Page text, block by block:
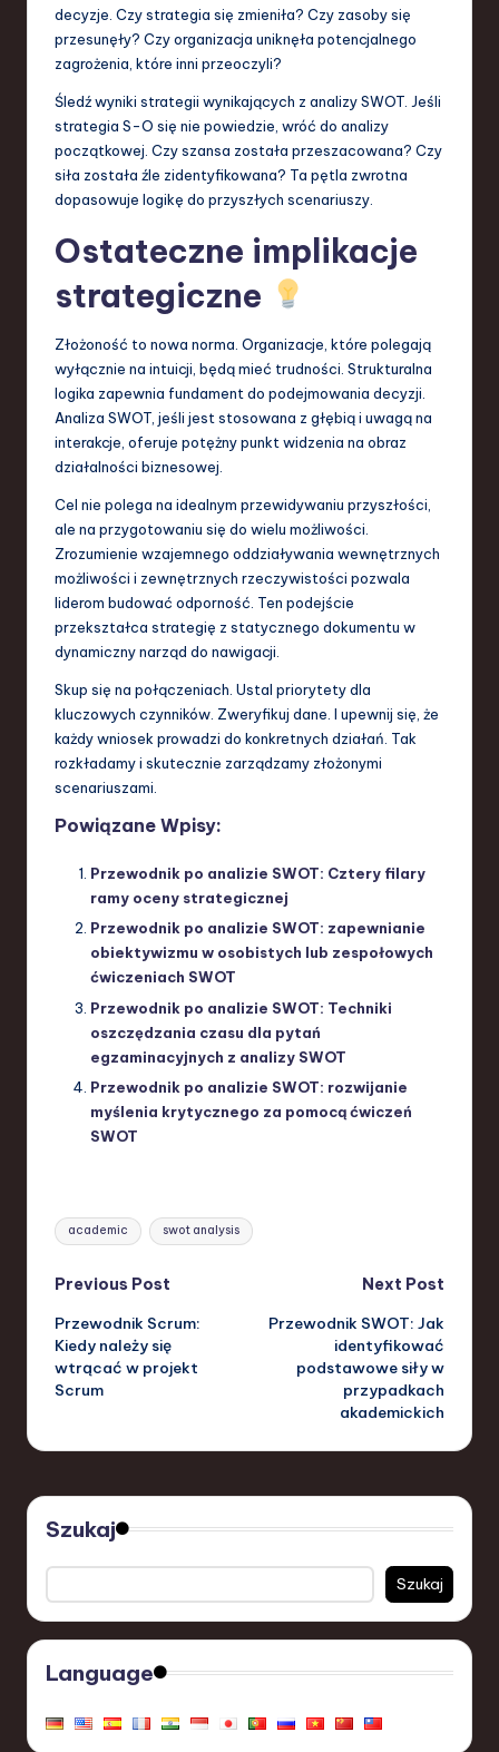
decyzje. Czy strategia się zmieniła? Czy zasoby się
przesunęły? Czy organizacja uniknęła potencjalnego
zagrożenia, które inni przeoczyli?
Śledź wyniki strategii wynikających z analizy SWOT. Jeśli
strategia S-O się nie powiedzie, wróć do analizy
początkowej. Czy szansa została przeszacowana? Czy
siła została źle zidentyfikowana? Ta pętla zwrotna
dopasowuje logikę do przyszłych scenariuszy.
Ostateczne implikacje
strategiczne
Złożoność to nowa norma. Organizacje, które polegają
wyłącznie na intuicji, będą mieć trudności. Strukturalna
logika zapewnia fundament do podejmowania decyzji.
Analiza SWOT, jeśli jest stosowana z głębią i uwagą na
interakcje, oferuje potężny punkt widzenia na obraz
działalności biznesowej.
Cel nie polega na idealnym przewidywaniu przyszłości,
ale na przygotowaniu się do wielu możliwości.
Zrozumienie wzajemnego oddziaływania wewnętrznych
możliwości i zewnętrznych rzeczywistości pozwala
liderom budować odporność. Ten podejście
przekształca strategię z statycznego dokumentu w
dynamiczny narząd do nawigacji.
Skup się na połączeniach. Ustal priorytety dla
kluczowych czynników. Zweryfikuj dane. I upewnij się, że
każdy wniosek prowadzi do konkretnych działań. Tak
rozkładamy i skutecznie zarządzamy złożonymi
scenariuszami.
Powiązane Wpisy:
Przewodnik po analizie SWOT: Cztery filary
ramy oceny strategicznej
Przewodnik po analizie SWOT: zapewnianie
obiektywizmu w osobistych lub zespołowych
ćwiczeniach SWOT
Przewodnik po analizie SWOT: Techniki
oszczędzania czasu dla pytań
egzaminacyjnych z analizy SWOT
Przewodnik po analizie SWOT: rozwijanie
myślenia krytycznego za pomocą ćwiczeń
SWOT
Tags:
academic swot analysis
Post
navigation
Previous Post
Przewodnik Scrum:
Kiedy należy się
wtrącać w projekt
Scrum
Next Post
Przewodnik SWOT: Jak
identyfikować
podstawowe siły w
przypadkach
akademickich
Szukaj
Szukaj
Language